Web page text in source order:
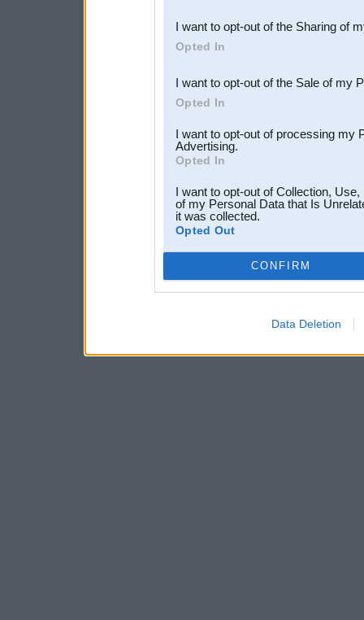
Downstream Participants
third parties.
I want to opt-out of the Sharing of
Opted In
I want to opt-out of the Sale of my
Opted In
I want to opt-out of processing my
Advertising.
Opted In
I want to opt-out of Collection,
of my Personal Data that Is
it was collected.
Opted Out
CONFIRM
Data Deletion